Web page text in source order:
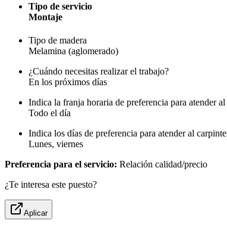
Tipo de servicio
Montaje
Tipo de madera
Melamina (aglomerado)
¿Cuándo necesitas realizar el trabajo?
En los próximos días
Indica la franja horaria de preferencia para atender
Todo el día
Indica los días de preferencia para atender al
Lunes, viernes
Preferencia para el servicio: Relación calidad/precio
¿Te interesa este puesto?
Aplicar